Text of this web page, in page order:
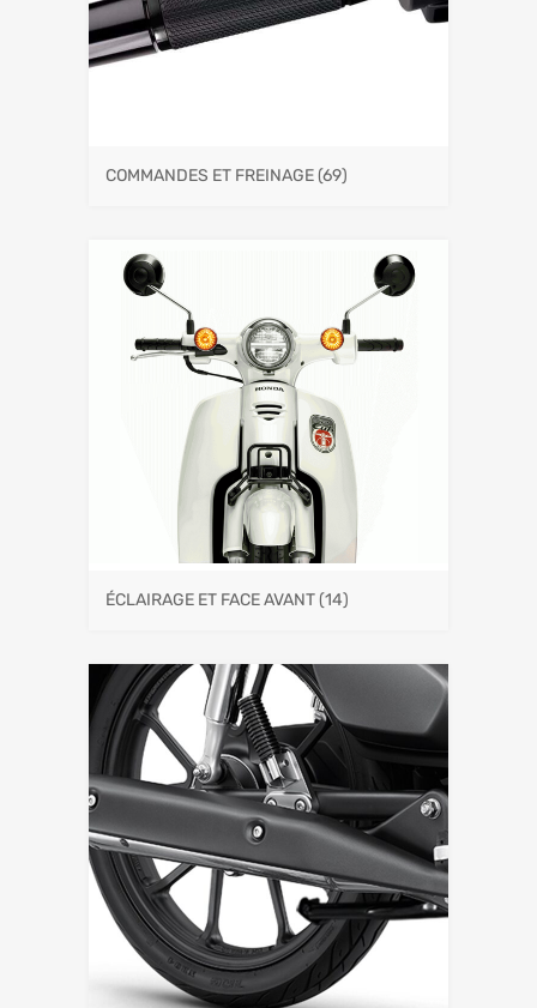
COMMANDES ET FREINAGE(69)
ÉCLAIRAGE ET FACE AVANT(14)